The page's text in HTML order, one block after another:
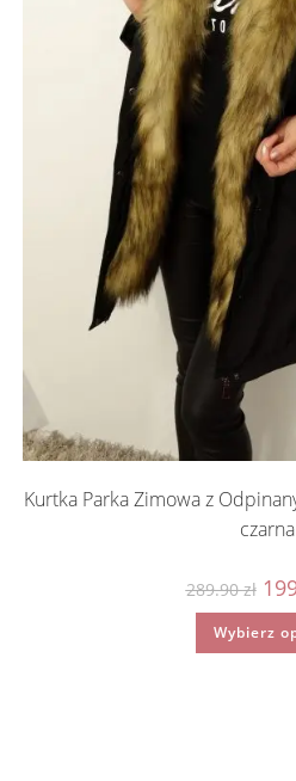
Kurtka Parka Zimowa z
czarna
289.90zł cena
Wybierz